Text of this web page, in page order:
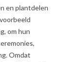
en plantdelen
om hun
Omdat